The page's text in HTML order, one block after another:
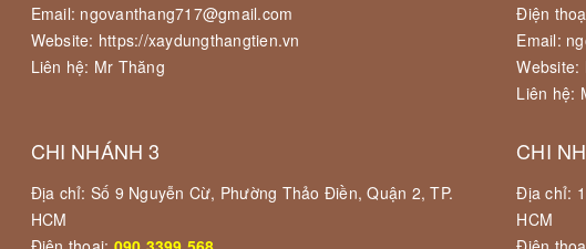
Email: ngovanthang717@gmail.com
Website: https://xaydungthangtien.vn
Liên hệ: Mr Thăng
Điện
Email:
Website:
Liên hệ:
CHI NHÁNH 3
Địa chỉ: Số 9 Nguyễn Cừ, Phường Thảo Điền, Quận 2, TP.
HCM
CHI
Địa chỉ:
HCM